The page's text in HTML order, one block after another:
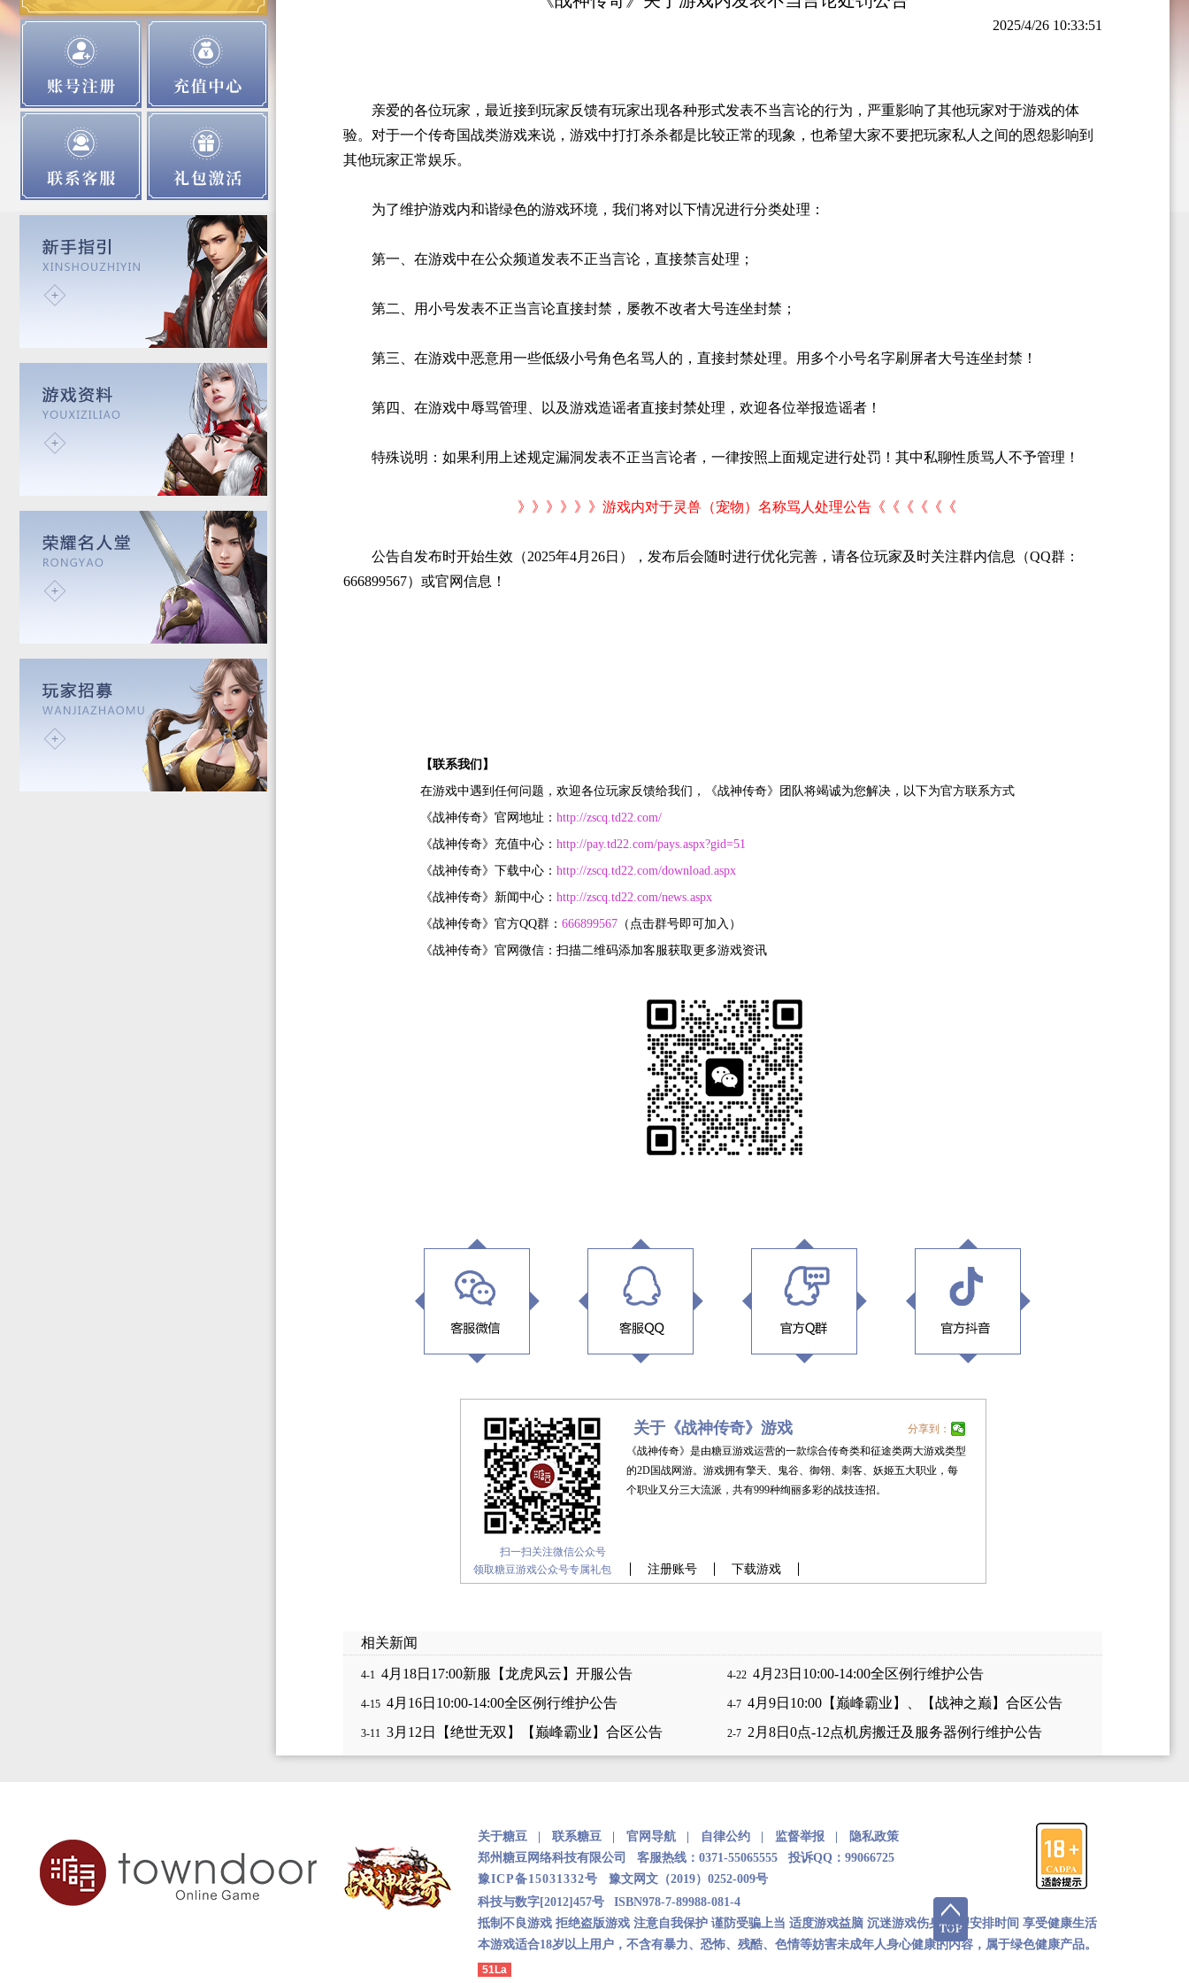
2025/4/26 10:33:51
亲爱的各位玩家，最近接到玩家反馈有玩家出现各种形式发表不当言论的行为，严重影响了其他玩家对于游戏的体
验。对于一个传奇国战类游戏来说，游戏中打打杀杀都是比较正常的现象，也希望大家不要把玩家私人之间的恩怨影响到
其他玩家正常娱乐。
为了维护游戏内和谐绿色的游戏环境，我们将对以下情况进行分类处理：
第一、在游戏中在公众频道发表不正当言论，直接禁言处理；
第二、用小号发表不正当言论直接封禁，屡教不改者大号连坐封禁；
第三、在游戏中恶意用一些低级小号角色名骂人的，直接封禁处理。用多个小号名字刷屏者大号连坐封禁！
第四、在游戏中辱骂管理、以及游戏造谣者直接封禁处理，欢迎各位举报造谣者！
特殊说明：如果利用上述规定漏洞发表不正当言论者，一律按照上面规定进行处罚！其中私聊性质骂人不予管理！
》》》》》》游戏内对于灵兽（宠物）名称骂人处理公告《《《《《《
公告自发布时开始生效（2025年4月26日），发布后会随时进行优化完善，请各位玩家及时关注群内信息（QQ群：
666899567）或官网信息！
【联系我们】
在游戏中遇到任何问题，欢迎各位玩家反馈给我们，《战神传奇》团队将竭诚为您解决，以下为官方联系方式
《战神传奇》官网地址： http://zscq.td22.com/
《战神传奇》充值中心： http://pay.td22.com/pays.aspx?gid=51
《战神传奇》下载中心： http://zscq.td22.com/download.aspx
《战神传奇》新闻中心： http://zscq.td22.com/news.aspx
《战神传奇》官方QQ群： 666899567 （点击群号即可加入）
《战神传奇》官网微信：扫描二维码添加客服获取更多游戏资讯
扫一扫关注微信公众号
领取糖豆游戏公众号专属礼包
关于《战神传奇》游戏
注册账号 下载游戏
《战神传奇》是由糖豆游戏运营的一款综合传奇类和征途类两大游戏类型
的2D国战网游。游戏拥有擎天、鬼谷、御翎、刺客、妖姬五大职业，每
个职业又分三大流派，共有999种绚丽多彩的战技连招。
分享到：
相关新闻
4-1 4月18日17:00新服【龙虎风云】开服公告 4-22 4月23日10:00-14:00全区例行维护公告
4-15 4月16日10:00-14:00全区例行维护公告 4-7 4月9日10:00【巅峰霸业】、【战神之巅】合区公告
3-11 3月12日【绝世无双】【巅峰霸业】合区公告 2-7 2月8日0点-12点机房搬迁及服务器例行维护公告
关于糖豆 | 联系糖豆 | 官网导航 | 自律公约 | 监督举报 |
隐私政策
郑州糖豆网络科技有限公司 客服热线：0371-55065555 投诉QQ：99066725
豫ICP备15031332号 豫文网文（2019）0252-009号
科技与数字[2012]457号
ISBN978-7-89988-081-4
抵制不良游戏 拒绝盗版游戏 注意自我保护 谨防受骗上当 适度游戏益脑 沉迷游戏伤身 合理安排时间 享受健康生活
本游戏适合18岁以上用户，不含有暴力、恐怖、残酷、色情等妨害未成年人身心健康的内容，属于绿色健康产品。
51La